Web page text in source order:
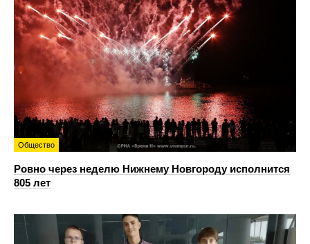
Общество
Ровно через неделю Нижнему Новгороду исполнится
805 лет